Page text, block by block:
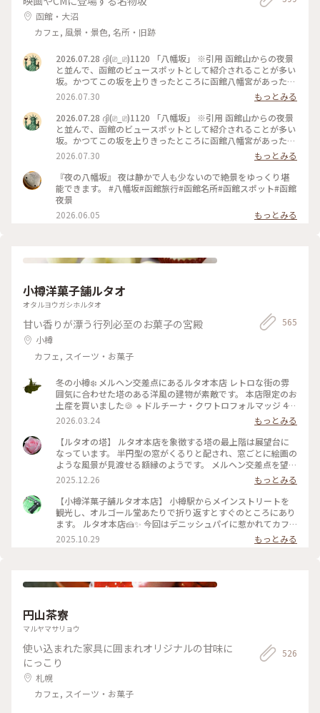
函館・大沼
カフェ, 風景・景色, 名所・旧跡
2026.07.28 ദ്ദി(⎚_⎚)1120 「八幡坂」 ※引用 函館山からの夜景
と並んで、函館のビュースポットとして紹介されることが多い
坂。かつてこの坂を上りきったところに函館八幡宮があったと
され、名前の由来となっている。 日中来たのは初めてでした
😄 あまり、うまく撮れてないですが😅 で、そこから近隣を
散歩しましたが、やはり日中に歩くと色々発見しますね👀✨️ 画
像はありませんが、最近北海道の情報番組では取り上げてる話
題の「街角クレープ」を見つけました🤤 ※気になる方はググ
ってみてください（笑） 最後にそのまま金森倉庫まで歩いて、
買物してました✨️ #北海道#函館市#八幡坂#船魂神社#カトリッ
ク教会#金森倉庫#散歩#観光#函館旅行
2026.07.30
もっとみる
2026.07.28 ദ്ദി(⎚_⎚)1120 「八幡坂」 ※引用 函館山からの夜景
と並んで、函館のビュースポットとして紹介されることが多い
坂。かつてこの坂を上りきったところに函館八幡宮があったと
され、名前の由来となっている。 日中来たのは初めてでした
😄 あまり、うまく撮れてないですが😅 で、そこから近隣を
散歩しましたが、やはり日中に歩くと色々発見しますね👀✨️ 画
像はありませんが、最近話題の「街角クレープ」を見つけまし
た🤤 #北海道#函館市#八幡坂#カトリック教会#船魂神社#散歩
2026.07.30
もっとみる
『夜の八幡坂』 夜は静かで人も少ないので絶景をゆっくり堪
能できます。 #八幡坂#函館旅行#函館名所#函館スポット#函館
夜景
2026.06.05
もっとみる
小樽洋菓子舗ルタオ
オタルヨウガシホルタオ
甘い香りが漂う行列必至のお菓子の宮殿
小樽
カフェ, スイーツ・お菓子
565
冬の小樽❄️ メルヘン交差点にあるルタオ本店 レトロな街の雰
囲気に合わせた塔のある洋風の建物が素敵です。 本店限定のお
土産を買いました🍪 🔹ドルチーナ・クワトロフォルマッジ 4種
のチーズとはちみつを練り込んだ生地に つぶつぶチーズを閉
じ込めたザクザク食感のクッキー 🔹ルボンフィナンシェ コク
のあるバターの風味にバニラの香り、焼き立てならではのサク
ッとした食感がとっても美味しい 2024年秋にオープンした運
河プラザ店（4枚目） ルタオ初のバーやカフェも併設されてい
2025.1.27撮影 #ことりっぷ北海道 #小樽 #レトロな街 #冬の北
海道 #雪の散策路 #限定スイーツ #おみやげ図鑑 #ルタオ #おや
つ時間
2026.03.24
もっとみる
【ルタオの塔】 ルタオ本店を象徴する塔の最上階は展望台に
なっています。 半円型の窓がくるりと配され、窓ごとに絵画の
ような風景が見渡せる額縁のようです。 メルヘン交差点を望む
窓からはノスタルジックな光景、小樽の山なみ、そして海。一
周でいろんな小樽の風景を楽しむ贅沢。 私のお気に入りは、
海が見える窓。 小樽の青い海と青い空が思い出になりまし
た。 展望台への螺旋階段も素敵。壁を飾るのは、ルタオの歴
史を物語るフォトやイラストでした。 誰でも自由に立ち寄れ
る、というのもうれしいですね♪ 1Fには見たこと聞いたこと
食べたことのあるルタオスイーツが並ぶショップ。 2Fには、
2025.12.26
もっとみる
【小樽洋菓子舗ルタオ本店】 小樽駅からメインストリートを
観光し、オルゴール堂あたりで折り返すとすぐのところにあり
ます。 ルタオ本店🍰✨ 今回はデニッシュパイに惹かれてカフ
ェ利用☕️ 冷めてもパリパリなデニッシュパイ、アップルパイは
思ったよりあっさりとしていて重くなく軽々食べられます🍎🍏
ドリンクもコーヒーだけでなく美瑛の牛乳やショコラミルク、
した。 １つからテイクアウトも可能なので食べ歩きに良さそ
う。 #北海道グルメ #小樽グルメ #小樽カフェ #小樽といった
張メロンソーダ #人気店 #パイ
2025.10.29 もっとみる
円山茶寮
マルヤマサリョウ
使い込まれた家具に囲まれオリジナルの甘味に
にっこり
札幌
カフェ, スイーツ・お菓子
526